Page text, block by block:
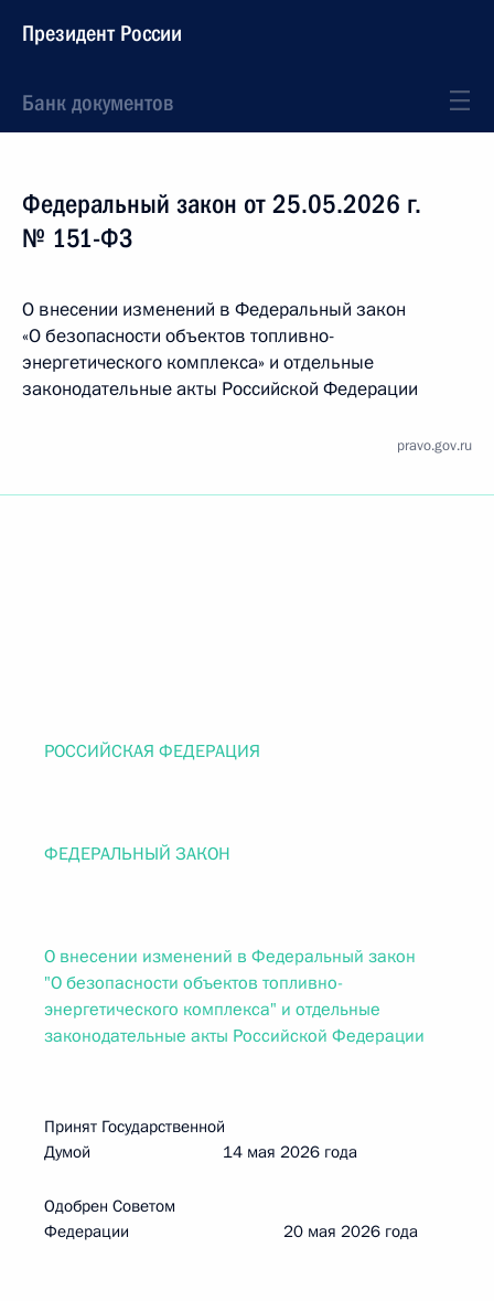
Президент России
Банк документов
Федеральный закон от 25.05.2026 г.
№ 151-ФЗ
О внесении изменений в Федеральный закон
«О безопасности объектов топливно-
энергетического комплекса» и отдельные
законодательные акты Российской Федерации
pravo.gov.ru
РОССИЙСКАЯ ФЕДЕРАЦИЯ
ФЕДЕРАЛЬНЫЙ ЗАКОН
О внесении изменений в Федеральный закон
"О безопасности объектов топливно-
энергетического комплекса" и отдельные
законодательные акты Российской Федерации
Принят Государственной
Думой 14 мая 2026 года
Одобрен Советом
Федерации 20 мая 2026 года